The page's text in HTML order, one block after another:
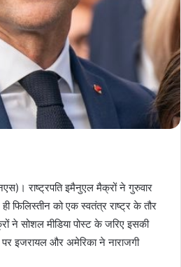
राष्ट्रपति इमैनुएल मैक्रों ने गुरुवार
फिलिस्तीन को एक स्वतंत्र राष्ट्र के तौर
ने सोशल मीडिया पोस्ट के जरिए इसकी
इजरायल और अमेरिका ने नाराजगी